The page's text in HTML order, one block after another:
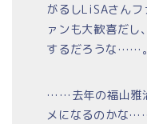
がるしLiSAさん
ァンも大歓喜だし
するだろうな……。
……去年の福山雅
メになるのかな